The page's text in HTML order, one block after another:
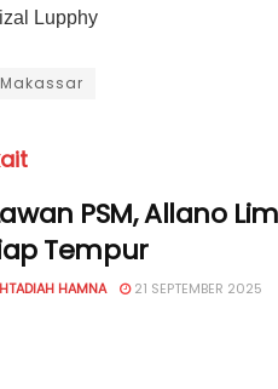
Lupphy
Makassar
PSM, Allano
Tempur
HAMNA 21 SEPTEMBER 2025